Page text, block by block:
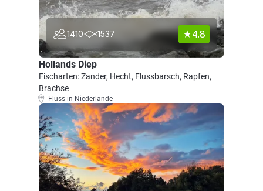
1410 1537 4.8
Hollands Diep
Fischarten: Zander, Hecht, Flussbarsch, Rapfen,
Brachse
Fluss in Niederlande